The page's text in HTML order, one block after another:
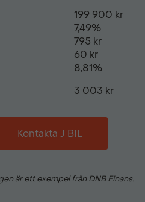
Tonade rutor
Xenon (halvljus)
199 900 kr
7,49%
795 kr
60 kr
8,81%
3 003 kr
Kontakta J BIL
är ett exempel från DNB Finans.